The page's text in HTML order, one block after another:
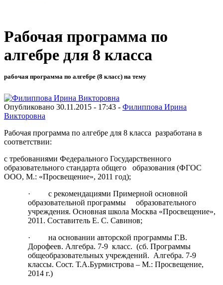
Рабочая программа по
алгебре для 8 класса
рабочая программа по алгебре (8 класс) на тему
Опубликовано 30.11.2015 - 17:43 - Филиппова Ирина
Викторовна
Рабочая программа по алгебре для 8 класса разработана в
соответствии:
с требованиями Федерального Государственного
образовательного стандарта общего образования (ФГОС
ООО, М.: «Просвещение», 2011 год);
· с рекомендациями Примерной основной
образовательной программы образовательного
учреждения. Основная школа Москва «Просвещение»,
2011. Составитель Е. С. Савинов;
· на основании авторской программы Г.В.
Дорофеев. Алгебра. 7-9 класс. (сб. Программы
общеобразовательных учреждений. Алгебра. 7-9
классы. Сост. Т.А.Бурмистрова – М.: Просвещение,
2014 г.)